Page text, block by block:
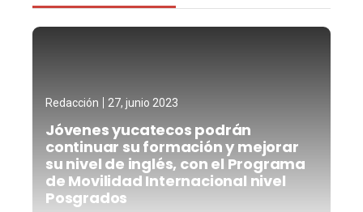
Redacción 27, junio 2023
Jóvenes yucatecos podrán
continuar su formación y mejorar
su nivel de inglés, con el Programa
de Movilidad Internacional nivel
Posgrados